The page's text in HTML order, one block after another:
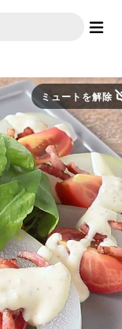
ミュートを解除